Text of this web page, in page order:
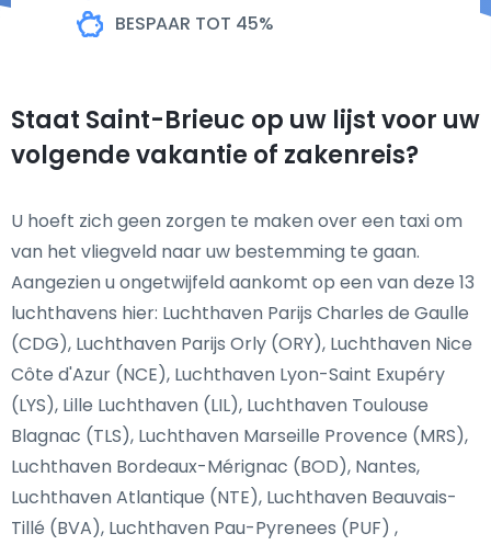
BESPAAR TOT 45%
Staat Saint-Brieuc op uw lijst voor uw
volgende vakantie of zakenreis?
U hoeft zich geen zorgen te maken over een taxi om
van het vliegveld naar uw bestemming te gaan.
Aangezien u ongetwijfeld aankomt op een van deze 13
luchthavens hier: Luchthaven Parijs Charles de Gaulle
(CDG), Luchthaven Parijs Orly (ORY), Luchthaven Nice
Côte d'Azur (NCE), Luchthaven Lyon-Saint Exupéry
(LYS), Lille Luchthaven (LIL), Luchthaven Toulouse
Blagnac (TLS), Luchthaven Marseille Provence (MRS),
Luchthaven Bordeaux-Mérignac (BOD), Nantes,
Luchthaven Atlantique (NTE), Luchthaven Beauvais-
Tillé (BVA), Luchthaven Pau-Pyrenees (PUF) ,